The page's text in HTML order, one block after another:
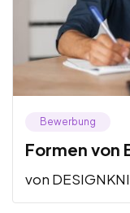
Bewerbung
Formen von
von